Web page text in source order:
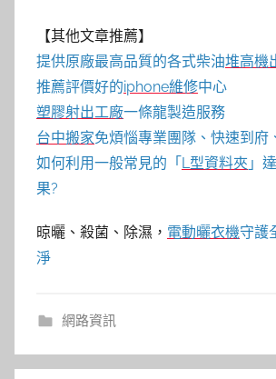
【其他文章推薦】
提供原廠最高品質的各式柴油堆高機
推薦評價好的iphone維修中心
塑膠射出工廠一條龍製造服務
台中搬家免煩惱專業團隊、快速到府
如何利用一般常見的「 L型資料夾 」
果?
晾曬、殺菌、除濕， 電動曬衣機守護
淨
網路資訊